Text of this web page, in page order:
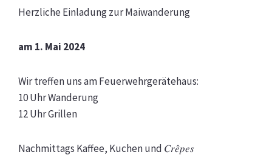
Herzliche Einladung zur Maiwanderung
am 1. Mai 2024
Wir treffen uns am Feuerwehrgerätehaus:
10 Uhr Wanderung
12 Uhr Grillen
Nachmittags Kaffee, Kuchen und 𝐶𝑟𝑒̂𝑝𝑒𝑠